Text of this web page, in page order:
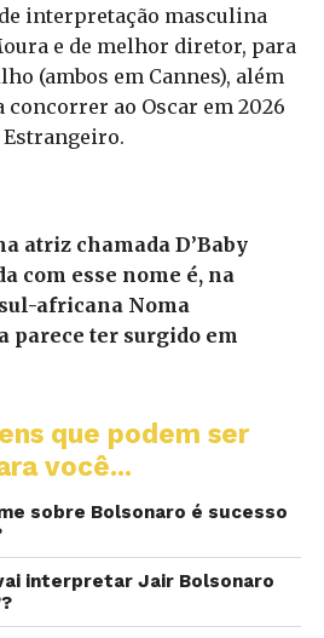
interpretação masculina
e de melhor diretor, para
(ambos em Cannes), além
ao Oscar em 2026
atriz chamada D’Baby
com esse nome é, na
africana Noma
parece ter surgido em
que podem ser
você...
sobre Bolsonaro é sucesso
interpretar Jair Bolsonaro